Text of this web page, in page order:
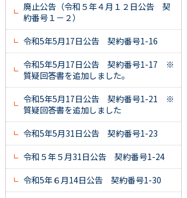
廃止公告（令和５年４月１２日公告 契
約番号１－２）
令和5年5月17日公告 契約番号1-16
令和5年5月17日公告 契約番号1-17 ※
質疑回答書を追加しました。
令和5年5月17日公告 契約番号1-21 ※
質疑回答書を追加しました
令和5年5月31日公告 契約番号1-23
令和５年５月31日公告 契約番号1-24
令和5年６月14日公告 契約番号1-30